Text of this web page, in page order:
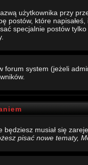
użytkownika przy
postów, które
specjalnie postów
system (jeżeli
musiał się
pisać nowe tematy,